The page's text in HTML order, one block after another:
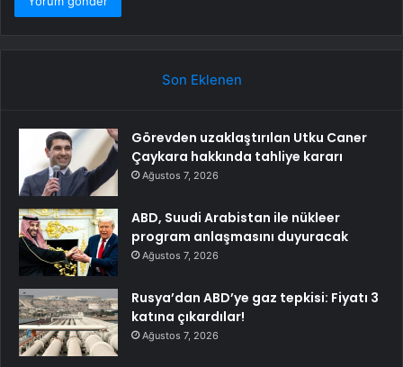
Son Eklenen
Görevden uzaklaştırılan Utku Caner
Çaykara hakkında tahliye kararı
Ağustos 7, 2026
ABD, Suudi Arabistan ile nükleer
program anlaşmasını duyuracak
Ağustos 7, 2026
Rusya’dan ABD’ye gaz tepkisi: Fiyatı 3
katına çıkardılar!
Ağustos 7, 2026